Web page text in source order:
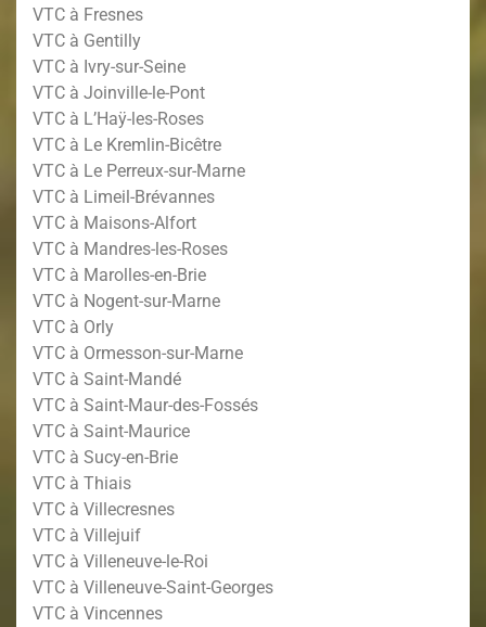
VTC à Fresnes
VTC à Gentilly
VTC à Ivry-sur-Seine
VTC à Joinville-le-Pont
VTC à L’Haÿ-les-Roses
VTC à Le Kremlin-Bicêtre
VTC à Le Perreux-sur-Marne
VTC à Limeil-Brévannes
VTC à Maisons-Alfort
VTC à Mandres-les-Roses
VTC à Marolles-en-Brie
VTC à Nogent-sur-Marne
VTC à Orly
VTC à Ormesson-sur-Marne
VTC à Saint-Mandé
VTC à Saint-Maur-des-Fossés
VTC à Saint-Maurice
VTC à Sucy-en-Brie
VTC à Thiais
VTC à Villecresnes
VTC à Villejuif
VTC à Villeneuve-le-Roi
VTC à Villeneuve-Saint-Georges
VTC à Vincennes